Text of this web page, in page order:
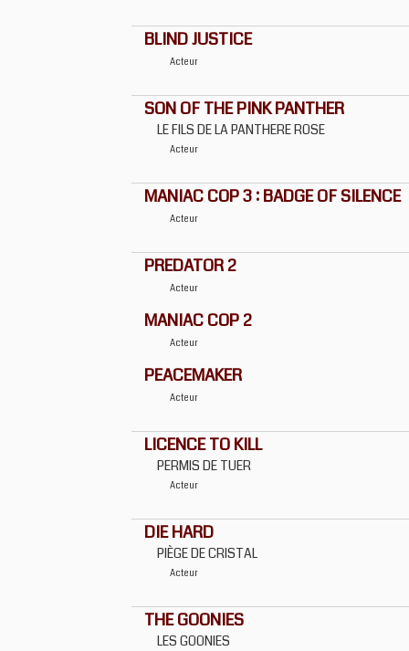
BLIND JUSTICE
Acteur
SON OF THE PINK PANTHER
LE FILS DE LA PANTHERE ROSE
Acteur
MANIAC COP 3 : BADGE OF SILENCE
Acteur
PREDATOR 2
Acteur
MANIAC COP 2
Acteur
PEACEMAKER
Acteur
LICENCE TO KILL
PERMIS DE TUER
Acteur
DIE HARD
PIÈGE DE CRISTAL
Acteur
THE GOONIES
LES GOONIES